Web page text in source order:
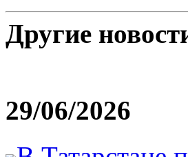
Другие
29/06/2026